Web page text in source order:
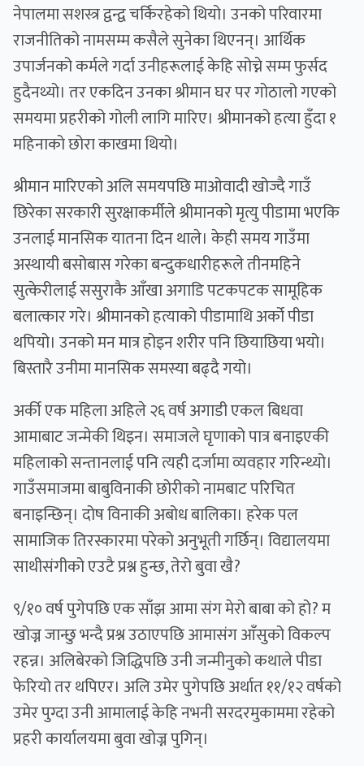
नेपालमा सशस्त्र द्वन्द्व चर्किरहेको थियो। उनको परिवारमा
राजनीतिको नामसम्म कसैले सुनेका थिएनन्। आर्थिक
उपार्जनको कर्मले गर्दा उनीहरूलाई केहि सोच्ने सम्म फुर्सद
हुदैनथ्यो। तर एकदिन उनका श्रीमान घर पर गोठालो गएको
समयमा प्रहरीको गोली लागि मारिए। श्रीमानको हत्या हुँदा १
महिनाको छोरा काखमा थियो।
श्रीमान मारिएको अलि समयपछि माओवादी खोज्दै गाउँ
छिरेका सरकारी सुरक्षाकर्मीले श्रीमानको मृत्यु पीडामा भएकि
उनलाई मानसिक यातना दिन थाले। केही समय गाउँमा
अस्थायी बसोबास गरेका बन्दुकधारीहरूले तीनमहिने
सुत्केरीलाई ससुराकै आँखा अगाडि पटकपटक सामूहिक
बलात्कार गरे। श्रीमानको हत्याको पीडामाथि अर्को पीडा
थपियो। उनको मन मात्र होइन शरीर पनि छियाछिया भयो।
बिस्तारै उनीमा मानसिक समस्या बढ्दै गयो।
अर्की एक महिला अहिले २६ वर्ष अगाडी एकल बिधवा
आमाबाट जन्मेकी थिइन। समाजले घृणाको पात्र बनाइएकी
महिलाको सन्तानलाई पनि त्यही दर्जामा व्यवहार गरिन्थ्यो।
गाउँसमाजमा बाबुविनाकी छोरीको नामबाट परिचित
बनाइन्छिन्। दोष विनाकी अबोध बालिका। हरेक पल
सामाजिक तिरस्कारमा परेको अनुभूती गर्छिन्। विद्यालयमा
साथीसंगीको एउटै प्रश्न हुन्छ, तेरो बुवा खै?
९/१० वर्ष पुगेपछि एक साँझ आमा संग मेरो बाबा को हो? म
खोज्न जान्छु भन्दै प्रश्न उठाएपछि आमासंग आँसुको विकल्प
रहन्न। अलिबेरको जिद्धिपछि उनी जन्मीनुको कथाले पीडा
फेरियो तर थपिएर। अलि उमेर पुगेपछि अर्थात ११/१२ वर्षको
उमेर पुग्दा उनी आमालाई केहि नभनी सरदरमुकाममा रहेको
प्रहरी कार्यालयमा बुवा खोज्न पुगिन्।